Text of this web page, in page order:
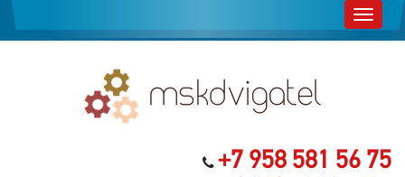
+7 958 581 56 75